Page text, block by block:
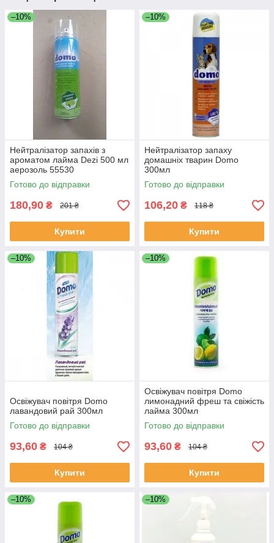
–10%
Нейтралізатор запахів з
ароматом лайма Dezi 500 мл
аерозоль 55530
Готово до відправки
180,90 ₴ 201 ₴
Купити
–10%
Нейтралізатор запаху
домашніх тварин Domo
300мл
Готово до відправки
106,20 ₴ 118 ₴
Купити
–10%
Освіжувач повітря Domo
лавандовий рай 300мл
Готово до відправки
93,60 ₴ 104 ₴
Купити
–10%
Освіжувач повітря Domo
лимонадний фреш та свіжість
лайма 300мл
Готово до відправки
93,60 ₴ 104 ₴
Купити
–10% –10%